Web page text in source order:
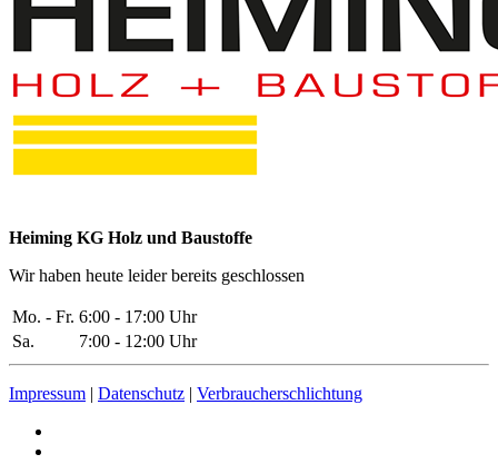
Heiming KG Holz und Baustoffe
Wir haben heute leider bereits geschlossen
Mo. - Fr. 6:00 - 17:00 Uhr
Sa.
7:00 - 12:00 Uhr
Impressum | Datenschutz | Verbraucherschlichtung